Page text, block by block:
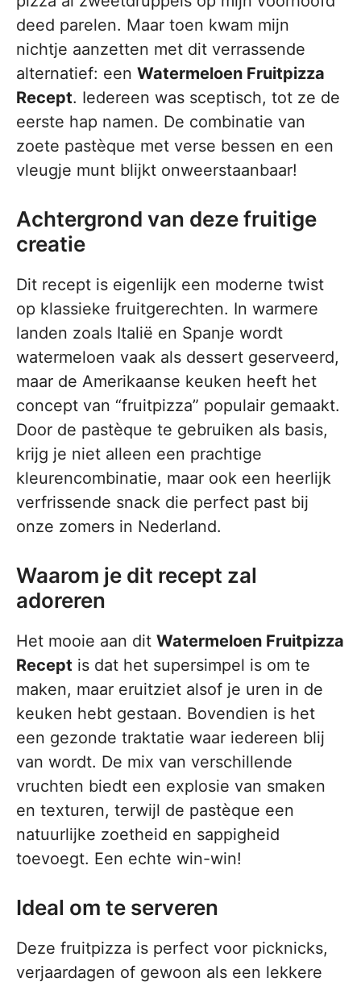
deed parelen. Maar toen kwam mijn
nichtje aanzetten met dit verrassende
alternatief: een Watermeloen Fruitpizza
Recept. Iedereen was sceptisch, tot ze de
eerste hap namen. De combinatie van
zoete pastèque met verse bessen en een
vleugje munt blijkt onweerstaanbaar!
Achtergrond van deze fruitige
creatie
Dit recept is eigenlijk een moderne twist
op klassieke fruitgerechten. In warmere
landen zoals Italië en Spanje wordt
watermeloen vaak als dessert geserveerd,
maar de Amerikaanse keuken heeft het
concept van “fruitpizza” populair gemaakt.
Door de pastèque te gebruiken als basis,
krijg je niet alleen een prachtige
kleurencombinatie, maar ook een heerlijk
verfrissende snack die perfect past bij
onze zomers in Nederland.
Waarom je dit recept zal
adoreren
Het mooie aan dit Watermeloen Fruitpizza
Recept is dat het supersimpel is om te
maken, maar eruitziet alsof je uren in de
keuken hebt gestaan. Bovendien is het
een gezonde traktatie waar iedereen blij
van wordt. De mix van verschillende
vruchten biedt een explosie van smaken
en texturen, terwijl de pastèque een
natuurlijke zoetheid en sappigheid
toevoegt. Een echte win-win!
Ideal om te serveren
Deze fruitpizza is perfect voor picknicks,
verjaardagen of gewoon als een lekkere